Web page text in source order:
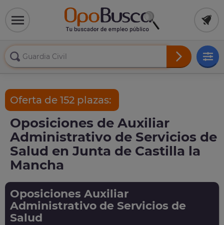
Oferta de 152 plazas:
Oposiciones de Auxiliar
Administrativo de Servicios de
Salud en Junta de Castilla la
Mancha
Oposiciones Auxiliar
Administrativo de Servicios de
Salud